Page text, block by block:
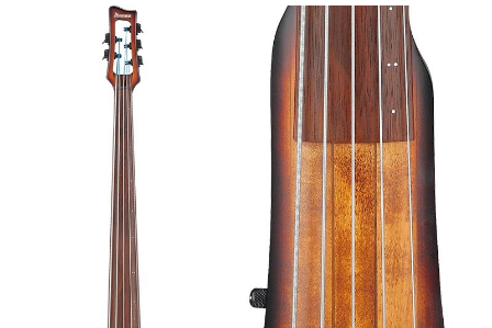
エレキギター アコギ/エレアコ
ベース ウクレレ
ドラム パーカッション
キーボード 電子ピアノ